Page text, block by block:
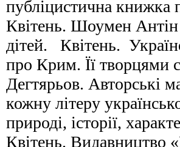
публіцистична книжка
Квітень. Шоумен
дітей. Квітень.
про Крим. Її творцями
Дегтярьов. Авторські
кожну літеру
природі, історії,
Квітень. Видавництво